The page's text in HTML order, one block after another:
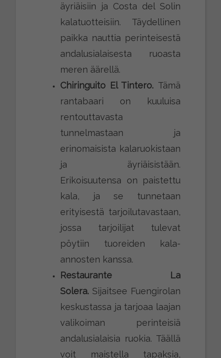
äyriäisiin ja Costa del Solin
kalatuotteisiin. Täydellinen
paikka nauttia perinteisestä
andalusialaisesta ruoasta
meren äärellä.
Chiringuito El Tintero. Tämä
rantabaari on kuuluisa
rentouttavasta
tunnelmastaan ja
erinomaisista kalaruokistaan
ja äyriäisistään.
Erikoisuutensa on paistettu
kala, ja se tunnetaan
erityisestä tarjoilutavastaan,
jossa tarjoilijat tulevat
pöytiin tuoreiden kala-
annosten kanssa.
Restaurante La
Solera. Sijaitsee Fuengirolan
keskustassa ja tarjoaa laajan
valikoiman perinteisiä
andalusialaisia ruokia. Täällä
voit maistella tapaksia,